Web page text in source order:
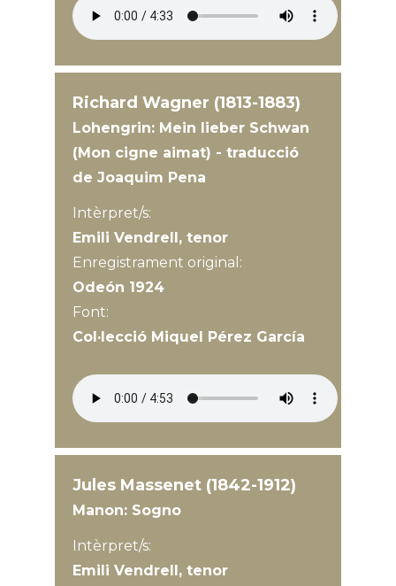
Richard Wagner (1813-1883)
Lohengrin: Mein lieber Schwan
(Mon cigne aimat) - traducció
de Joaquim Pena
Intèrpret/s:
Emili Vendrell, tenor
Enregistrament original:
Odeón 1924
Font:
Col·lecció Miquel Pérez García
Jules Massenet (1842-1912)
Manon: Sogno
Intèrpret/s:
Emili Vendrell, tenor